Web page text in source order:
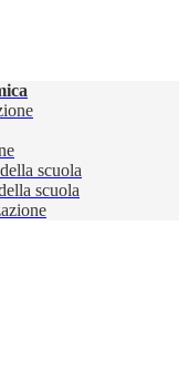
scuola
scuola